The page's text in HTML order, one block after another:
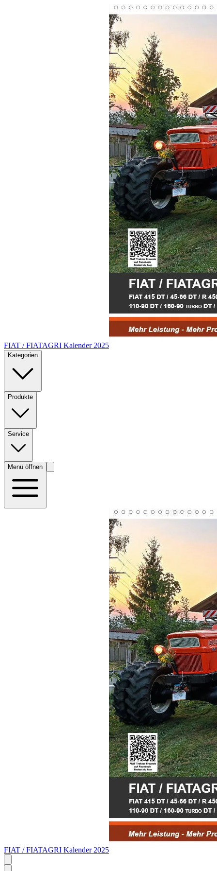
FIAT / FIATAGRI Kalender 2025
Kategorien
Produkte
Service
Menü öffnen
FIAT / FIATAGRI Kalender 2025